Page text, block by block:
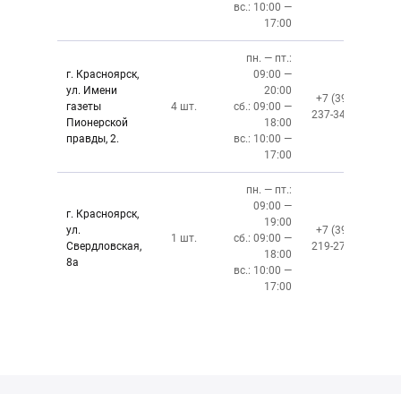
вс.: 10:00 —
17:00
г. Красноярск,
ул. Имени
газеты
Пионерской
правды, 2.
4 шт.
пн. — пт.:
09:00 —
20:00
сб.: 09:00 —
18:00
вс.: 10:00 —
17:00
+7 (391)
237-34-34
г. Красноярск,
ул.
Свердловская,
8а
1 шт.
пн. — пт.:
09:00 —
19:00
сб.: 09:00 —
18:00
вс.: 10:00 —
17:00
+7 (391)
219-27-50